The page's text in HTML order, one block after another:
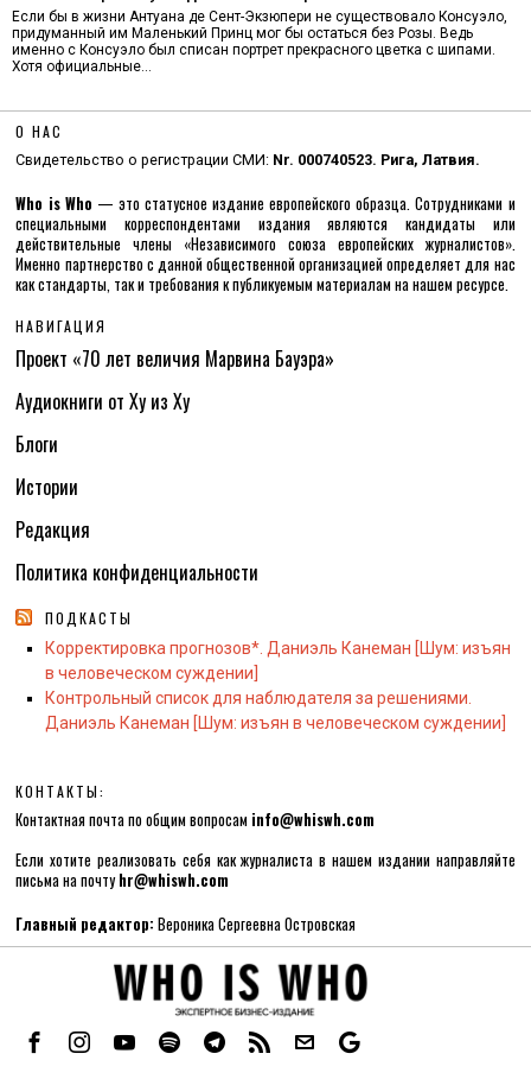
Если бы в жизни Антуана де Сент-Экзюпери не существовало Консуэло,
придуманный им Маленький Принц мог бы остаться без Розы. Ведь
именно с Консуэло был списан портрет прекрасного цветка с шипами.
Хотя официальные…
О НАС
Свидетельство о регистрации СМИ: Nr. 000740523. Рига, Латвия.
Who is Who — это статусное издание европейского образца. Сотрудниками и
специальными корреспондентами издания являются кандидаты или
действительные члены «Независимого союза европейских журналистов».
Именно партнерство с данной общественной организацией определяет для нас
как стандарты, так и требования к публикуемым материалам на нашем ресурсе.
НАВИГАЦИЯ
Проект «70 лет величия Марвина Бауэра»
Аудиокниги от Ху из Ху
Блоги
Истории
Редакция
Политика конфиденциальности
ПОДКАСТЫ
Корректировка прогнозов*. Даниэль Канеман [Шум: изъян
в человеческом суждении]
Контрольный список для наблюдателя за решениями.
Даниэль Канеман [Шум: изъян в человеческом суждении]
КОНТАКТЫ:
Контактная почта по общим вопросам info@whiswh.com
Если хотите реализовать себя как журналиста в нашем издании направляйте
письма на почтуhr@whiswh.com
Главный редактор: Вероника Сергеевна Островская